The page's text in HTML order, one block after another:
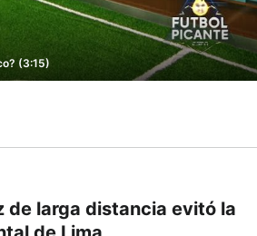
(3:15)
de larga distancia evitó la